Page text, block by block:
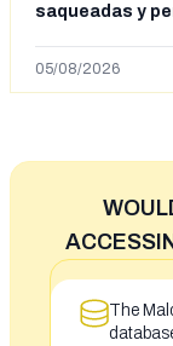
saqueadas y
situación
05/08/2026
The